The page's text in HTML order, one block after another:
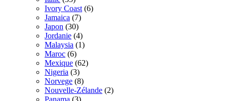
Ivory Coast (6)
Jamaica (7)
Japon (30)
Jordanie (4)
Malaysia (1)
Maroc (6)
Mexique (62)
Nigeria (3)
Norvege (8)
Nouvelle-Zélande (2)
Panama (3)